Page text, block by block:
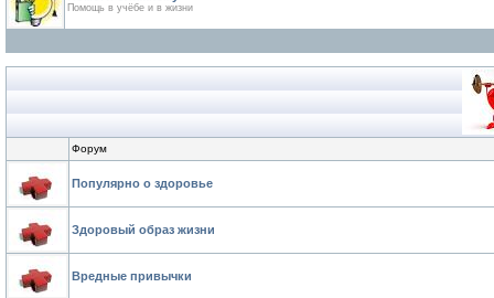
Помощь в учёбе и в жизни
Форум
Популярно о здоровье
Здоровый образ жизни
Вредные привычки